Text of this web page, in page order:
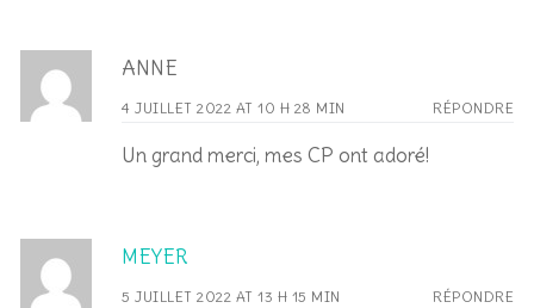
ANNE
4 JUILLET 2022 AT 10 H 28 MIN RÉPONDRE
Un grand merci, mes CP ont adoré!
MEYER
5 JUILLET 2022 AT 13 H 15 MIN RÉPONDRE